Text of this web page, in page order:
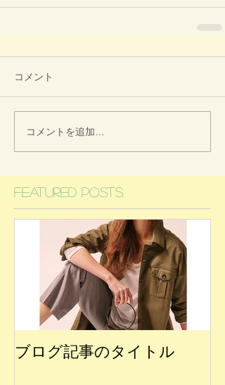
コメント
コメントを追加…
Featured Posts
ブログ記事のタイトル